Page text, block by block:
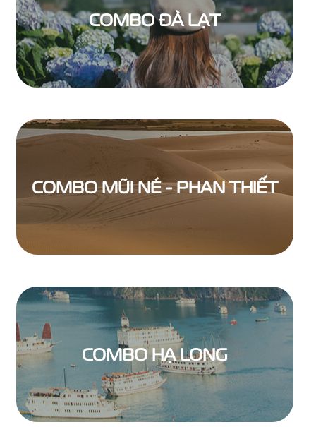
COMBO ĐÀ LẠT
COMBO MŨI NÉ - PHAN THIẾT
COMBO HẠ LONG